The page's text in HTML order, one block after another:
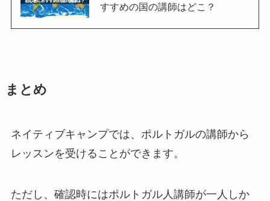
すすめの国の講師はどこ？
まとめ
ネイティブキャンプでは、ポルトガルの講師から
レッスンを受けることができます。
ただし、確認時にはポルトガル人講師が一人しか